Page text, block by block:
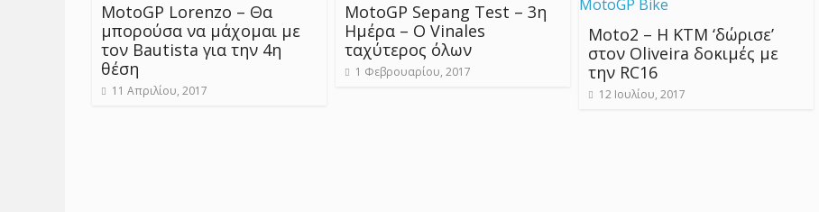
MotoGP Lorenzo – Θα
μπορούσα να μάχομαι με
τον Bautista για την 4η
θέση
11 Απριλίου, 2017
MotoGP Sepang Test – 3η
Ημέρα – Ο Vinales
ταχύτερος όλων
1 Φεβρουαρίου, 2017
Moto2 – Η KTM ‘δώρισε’
στον Oliveira δοκιμές με
την RC16
12 Ιουλίου, 2017